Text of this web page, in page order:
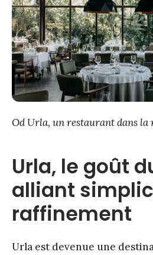
Od Urla, un restaurant dans la
Urla, le goût
alliant
raffinement
Urla est devenue une